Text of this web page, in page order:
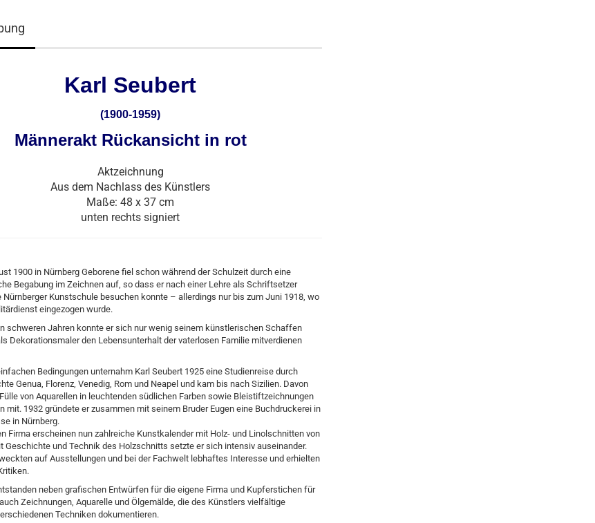
Karl Seubert
(1900-1959)
Männerakt Rückansicht in rot
Aktzeichnung
Aus dem Nachlass des Künstlers
Maße: 48 x 37 cm
unten rechts signiert
1900 in Nürnberg Geborene fiel schon während der Schulzeit durch eine
Begabung im Zeichnen auf, so dass er nach einer Lehre als Schriftsetzer
Nürnberger Kunstschule besuchen konnte – allerdings nur bis zum Juni 1918, wo
eingezogen wurde.
schweren Jahren konnte er sich nur wenig seinem künstlerischen Schaffen
Dekorationsmaler den Lebensunterhalt der vaterlosen Familie mitverdienen
Bedingungen unternahm Karl Seubert 1925 eine Studienreise durch
Genua, Florenz, Venedig, Rom und Neapel und kam bis nach Sizilien. Davon
von Aquarellen in leuchtenden südlichen Farben sowie Bleistiftzeichnungen
mit. 1932 gründete er zusammen mit seinem Bruder Eugen eine Buchdruckerei in
in Nürnberg.
Firma erscheinen nun zahlreiche Kunstkalender mit Holz- und Linolschnitten von
Geschichte und Technik des Holzschnitts setzte er sich intensiv auseinander.
auf Ausstellungen und bei der Fachwelt lebhaftes Interesse und erhielten
neben grafischen Entwürfen für die eigene Firma und Kupferstichen für
Zeichnungen, Aquarelle und Ölgemälde, die des Künstlers vielfältige
Techniken dokumentieren.